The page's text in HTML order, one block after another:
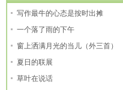
写作最牛的心态是按时出摊
一个落了雨的下午
窗上洒满月光的当儿（外三首）
夏日的联展
草叶在说话